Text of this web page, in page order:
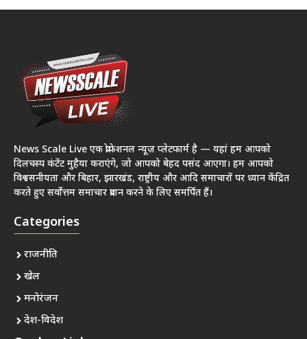
News Scale Live एक प्रोफेशनल न्यूज़ प्लेटफार्म है — यहां हम आपको
दिलचस्प कंटेंट मुहैया कराएंगे, जो आपको बेहद पसंद आएगा। हम आपको
विश्वसनीयता और बिहार, झारखंड, राष्ट्रीय और आदि समाचारों पर ध्यान केंद्रित
करते हुए सर्वोत्तम समाचार प्रदान करने के लिए समर्पित हैं।
Categories
राजनीति
खेल
मनोरंजन
देश-विदेश